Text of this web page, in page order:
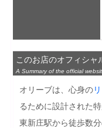
このお店のオフィシャ
A Summary of the official
オリーブは、心身の
るために設計された
東新庄駅から徒歩数